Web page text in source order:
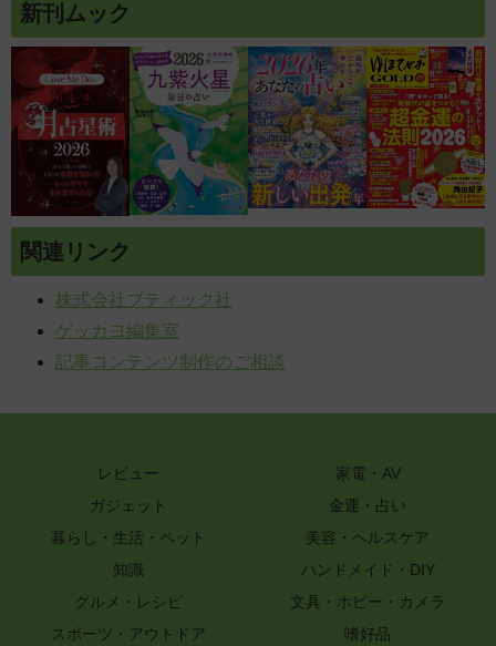
新刊ムック
関連リンク
株式会社ブティック社
ゲッカヨ編集室
記事コンテンツ制作のご相談
レビュー
家電・AV
ガジェット
金運・占い
暮らし・生活・ペット
美容・ヘルスケア
知識
ハンドメイド・DIY
グルメ・レシピ
文具・ホビー・カメラ
スポーツ・アウトドア
嗜好品